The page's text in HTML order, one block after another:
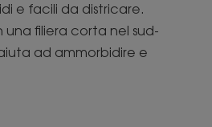
e facili da districare.
filiera corta nel sud-
ad ammorbidire e